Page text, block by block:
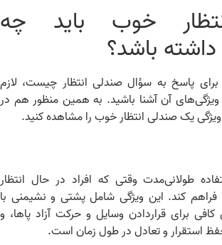
خوب باید چه
باشد؟
پاسخ به سؤال صندلی انتظار چیست، لازم
آن آشنا باشید. به همین منظور هم در
طولانی‌مدت وقتی که افراد در حال انتظار
کند. این ویژگی شامل پشتی و نشیمنی با
برای قراردادن وسایل و حرکت آزاد پاها، و
و تعادل در طول زمان است.